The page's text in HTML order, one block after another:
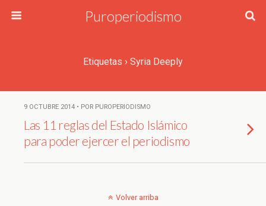
Puroperiodismo
Etiquetas › Syria Deeply
9 OCTUBRE 2014 • POR PUROPERIODISMO
Las 11 reglas del Estado Islámico
para poder ejercer el periodismo
Volver arriba